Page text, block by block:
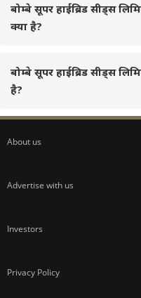
बोम्बे सूपर हाईब्रिड सीड्स
क्या है?
बोम्बे सूपर हाईब्रिड सीड्स
है?
About us
Advertise with us
Investors
Privacy Policy